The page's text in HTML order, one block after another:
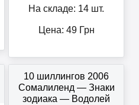
На складе: 14 шт.
Цена: 49Грн
10 шиллингов 2006
Сомалиленд — Знаки
зодиака — Водолей